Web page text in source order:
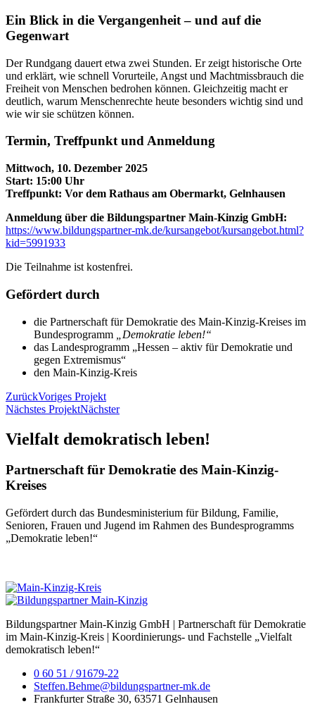
Ein Blick in die Vergangenheit – und auf die
Gegenwart
Der Rundgang dauert etwa zwei Stunden. Er zeigt historische Orte
und erklärt, wie schnell Vorurteile, Angst und Machtmissbrauch die
Freiheit von Menschen bedrohen können. Gleichzeitig macht er
deutlich, warum Menschenrechte heute besonders wichtig sind und
wie wir sie schützen können.
Termin, Treffpunkt und Anmeldung
Mittwoch, 10. Dezember 2025
Start: 15:00 Uhr
Treffpunkt: Vor dem Rathaus am Obermarkt, Gelnhausen
Anmeldung über die Bildungspartner Main-Kinzig GmbH:
https://www.bildungspartner-mk.de/kursangebot/kursangebot.html?
kid=5991933
Die Teilnahme ist kostenfrei.
Gefördert durch
die Partnerschaft für Demokratie des Main-Kinzig-Kreises im
Bundesprogramm
„Demokratie leben!“
das Landesprogramm „Hessen – aktiv für Demokratie und
gegen Extremismus“
den Main-Kinzig-Kreis
ZurückVoriges Projekt
Nächstes ProjektNächster
Vielfalt demokratisch leben!
Partnerschaft für Demokratie des Main-Kinzig-
Kreises
Gefördert durch das Bundesministerium für Bildung, Familie,
Senioren, Frauen und Jugend im Rahmen des Bundesprogramms
„Demokratie leben!“
Bildungspartner Main-Kinzig GmbH | Partnerschaft für Demokratie
im Main-Kinzig-Kreis | Koordinierungs- und Fachstelle „Vielfalt
demokratisch leben!“
0 60 51 / 91679-22
Steffen.Behme@bildungspartner-mk.de
Frankfurter Straße 30, 63571 Gelnhausen